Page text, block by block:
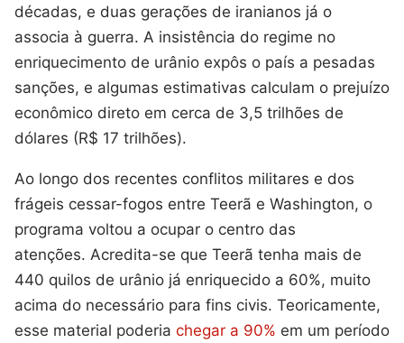
décadas, e duas gerações de iranianos já o
associa à guerra. A insistência do regime no
enriquecimento de urânio expôs o país a pesadas
sanções, e algumas estimativas calculam o prejuízo
econômico direto em cerca de 3,5 trilhões de
dólares (R$ 17 trilhões).
Ao longo dos recentes conflitos militares e dos
frágeis cessar-fogos entre Teerã e Washington, o
programa voltou a ocupar o centro das
atenções. Acredita-se que Teerã tenha mais de
440 quilos de urânio já enriquecido a 60%, muito
acima do necessário para fins civis. Teoricamente,
esse material poderia chegar a 90% em um período